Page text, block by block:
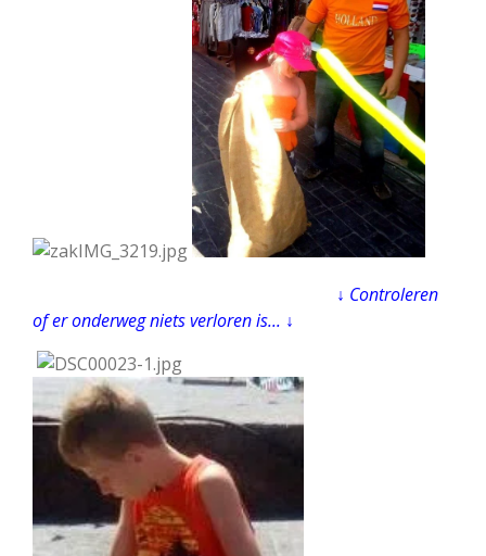
↓ Controleren
of er onderweg niets verloren is... ↓